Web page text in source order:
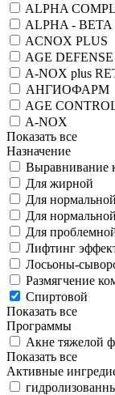
ALPHA
ALPHA -
ACNOX PLUS
AGE DEFENSE
A-NOX plus
АНГИОФАРМ
AGE
A-NOX
Показать все
Назначение
Выравнивание
Для жирной
Для
Для
Для
Лифтинг
Лосьоны-
Размягчение
Спиртовой
Показать все
Программы
Акне тяжелой
Показать все
Активные